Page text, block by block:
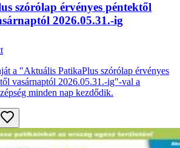
szórólap érvényes péntektől
2026.05.31.-ig
a "Aktuális PatikaPlus szórólap érvényes
vasárnaptól 2026.05.31.-ig"-val a
minden nap kezdődik.